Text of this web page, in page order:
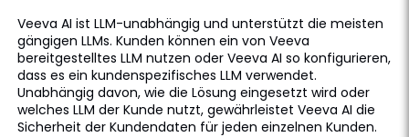
Veeva AI ist LLM-unabhängig und unterstützt die meisten
gängigen LLMs. Kunden können ein von Veeva
bereitgestelltes LLM nutzen oder Veeva AI so konfigurieren,
dass es ein kundenspezifisches LLM verwendet.
Unabhängig davon, wie die Lösung eingesetzt wird oder
welches LLM der Kunde nutzt, gewährleistet Veeva AI die
Sicherheit der Kundendaten für jeden einzelnen Kunden.